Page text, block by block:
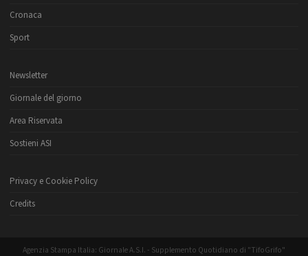
Cronaca
Sport
Newsletter
Giornale del giorno
Area Riservata
Sostieni ASI
Privacy e Cookie Policy
Credits
Agenzia Stampa Italia: Giornale A.S.I. - Supplemento Quotidiano di "TifoGrifo"